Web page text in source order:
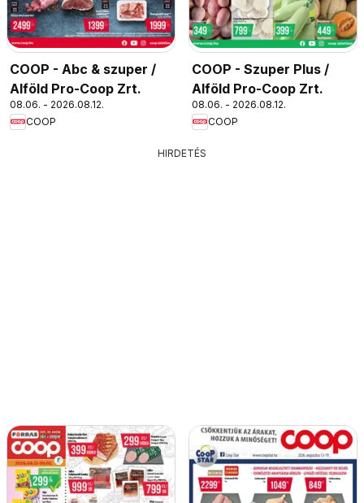
COOP - Abc & szuper /
Alföld Pro-Coop Zrt.
08.06. - 2026.08.12.
COOP
COOP - Szuper Plus /
Alföld Pro-Coop Zrt.
08.06. - 2026.08.12.
COOP
HIRDETÉS